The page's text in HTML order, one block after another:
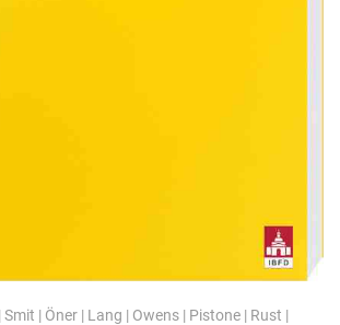
Smit | Öner | Lang | Owens | Pistone | Rust |